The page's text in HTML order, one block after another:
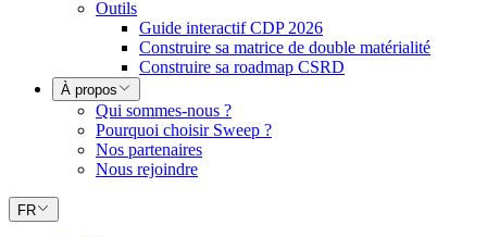
Outils
Guide interactif CDP 2026
Construire sa matrice de double matérialité
Construire sa roadmap CSRD
À propos
Qui sommes-nous ?
Pourquoi choisir Sweep ?
Nos partenaires
Nous rejoindre
FR